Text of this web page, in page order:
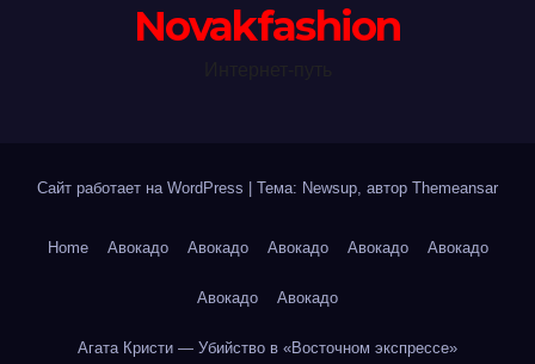
Novakfashion
Сайт работает на WordPress Тема: Newsup, автор Themeansar
Home Авокадо Авокадо Авокадо Авокадо Авокадо
Авокадо Авокадо
Агата Кристи — Убийство в «Восточном экспрессе»